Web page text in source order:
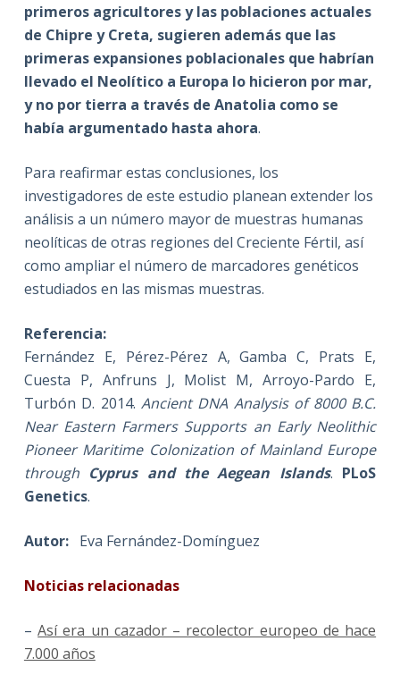
primeros agricultores y las poblaciones actuales
de Chipre y Creta, sugieren además que las
primeras expansiones poblacionales que habrían
llevado el Neolítico a Europa lo hicieron por mar,
y no por tierra a través de Anatolia como se
había argumentado hasta ahora.
Para reafirmar estas conclusiones, los
investigadores de este estudio planean extender los
análisis a un número mayor de muestras humanas
neolíticas de otras regiones del Creciente Fértil, así
como ampliar el número de marcadores genéticos
estudiados en las mismas muestras.
Referencia:
Fernández E, Pérez-Pérez A, Gamba C, Prats E,
Cuesta P, Anfruns J, Molist M, Arroyo-Pardo E,
Turbón D. 2014.Ancient DNA Analysis of 8000 B.C.
Near Eastern Farmers Supports an Early Neolithic
Pioneer Maritime Colonization of Mainland Europe
through Cyprus and the Aegean Islands. PLoS
Genetics.
Autor:Eva Fernández-Domínguez
Noticias relacionadas
–Así era un cazador – recolector europeo de hace
7.000 años